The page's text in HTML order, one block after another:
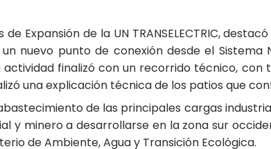
Expansión de la UN TRANSELECTRIC,
nuevo punto de conexión desde el Sistema
finalizó con un recorrido técnico,
una explicación técnica de los patios que
de las principales cargas
y minero a desarrollarse en la zona sur
de Ambiente, Agua y Transición Ecológica.